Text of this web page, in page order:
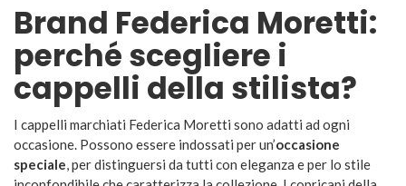
Brand Federica Moretti:
perché scegliere i
cappelli della stilista?
I cappelli marchiati Federica Moretti sono adatti ad ogni
occasione. Possono essere indossati per un’occasione
speciale , per distinguersi da tutti con eleganza e per lo stile